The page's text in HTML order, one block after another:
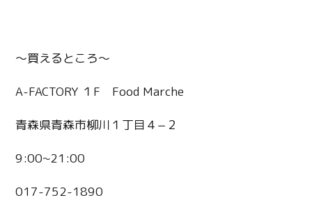
〜買えるところ〜
A-FACTORY １F Food Marche
青森県青森市柳川１丁目４−２
9:00~21:00
017-752-1890